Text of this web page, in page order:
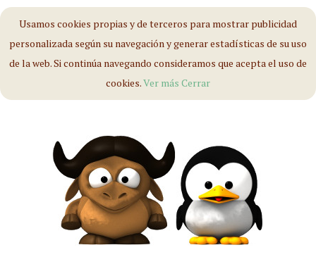
Usamos cookies propias y de terceros para mostrar publicidad
personalizada según su navegación y generar estadísticas de su uso
de la web. Si continúa navegando consideramos que acepta el uso de
cookies.Ver más Cerrar